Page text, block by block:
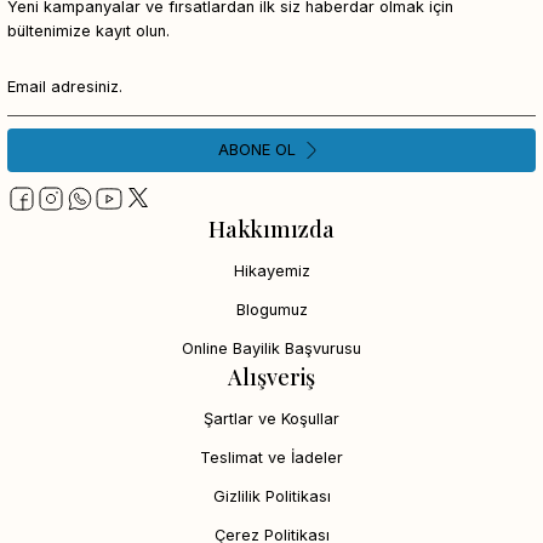
Hakkımızda
Hikayemiz
Blogumuz
Online Bayilik Başvurusu
Alışveriş
Şartlar ve Koşullar
Teslimat ve İadeler
Gizlilik Politikası
Çerez Politikası
Yeni kampanyalar ve fırsatlardan ilk siz haberdar olmak için
bültenimize kayıt olun.
ABONE OL